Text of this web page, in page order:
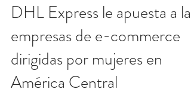
DHL Express le apuesta a las
empresas de e-commerce
dirigidas por mujeres en
América Central